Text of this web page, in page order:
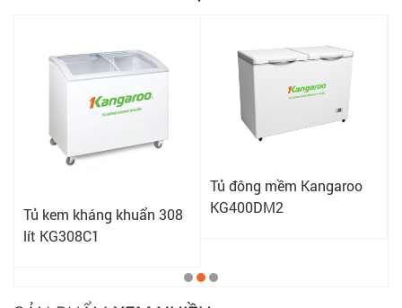
Tủ kem kháng khuẩn 308
lít KG308C1
Tủ đông mềm Kangaroo
KG400DM2